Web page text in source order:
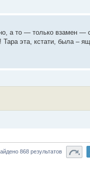
а то — только взамен —
эта, кстати, была –
868 результатов